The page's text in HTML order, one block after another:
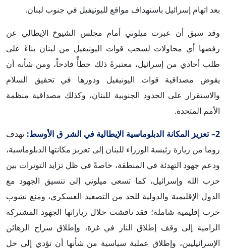
بعد اتهام إسرائيل باستهداف مواقع لليونيفيل في جنوب لبنان.
وقد سبق أن عبرت ميلوني أمام مجلس الشيوخ الإيطالي عن
رفضها أي محاولات لسحب قوات اليونيفيل من لبنان بناءً على
طلب أحادي من إسرائيل، معتبرةً ذلك خطأً فادحاً، ومن شأنه أن
يقوض مصداقية قوات اليونيفيل ودورها في تحقيق السلام
والاستقرار على الحدود الجنوبية للبنان، وكذلك مصداقية منظمة
الأمم المتحدة.
2– تعزيز المكانة الدبلوماسية الإيطالية في الشر ق الأوسط:
تهدف
روما من زيارة رئيسة الوزراء للبنان إلى تعزيز مكانتها الدبلوماسية،
ودعم جهود التهدئة في المنطقة، خاصةً في ظل تزايد التوترات بين
حزب الله وإسرائيل، كما تسعى ميلوني إلى تنسيق الجهود مع
الدول الإقليمية والدولية للحد من التصعيد العسكري، ومنع نشوب
حرب إقليمية شاملة؛ فقد ناقشت خلال زياراتها الجهود المشتركة
الرامية إلى وقف إطلاق النار في غزة، وإطلاق سراح الرهائن
الإسرائيليين، وإطلاق عملية سياسية من شأنها أن تؤدي إلى حل